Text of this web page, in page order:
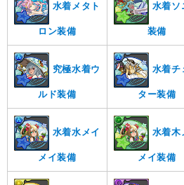
水着メタト
ロン装備
水着ソ
装備
究極水着ウ
ルド装備
水着チ
ター装備
水着水メイ
メイ装備
水着木
メイ装備